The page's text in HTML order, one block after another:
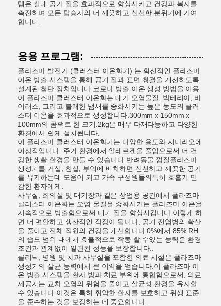
템은 실내 공기 질을 효과적으로 향상시키고 건강과 복지를
촉진하며 모든 탑승자의 더 깨끗하고 신선한 분위기에 기여
합니다.
응용 프로그램:
플라즈마 발전기 (클러스터 이온화기) 는 혁신적인 플라즈마
이온 방출 시스템을 통해 공기 질과 표면 청결을 개선하도록
설계된 첨단 장치입니다.코로나 방출 이온 생성 방법을 이용
이 플라즈마 클러스터 이온화는 대기 오염물질, 박테리아, 바
이러스, 그리고 불쾌한 냄새를 중화시키는 높은 농도의 클러
스터 이온을 효과적으로 생성합니다.300mm x 150mm x
100mm의 콤팩트 한 크기.2kg은 매우 다재다능하고 다양한
환경에서 쉽게 설치됩니다.
이 플라즈마 클러스터 이온화기는 다양한 용도와 시나리오에
이상적입니다. 주거 환경에서 알레르겐을 줄임으로써 더 건
강한 생활 환경을 만들 수 있습니다.반려동물 껍질플라즈마
생성기를 거실, 침실, 부엌에 배치하면 신선하고 깨끗한 공기
를 유지하는데 도움이 되고 가족 구성원들의특히 호흡기 민
감한 환자에게.
사무실, 회의실 및 대기장과 같은 상업용 공간에서 플라즈마
클러스터 이온화는 오염 물질을 중화시키는 플라즈마 이온을
지속적으로 방출함으로써 대기 질을 향상시킵니다.이렇게 하
면 더 편안하고 생산적인 직장이 됩니다, 공기 전염병의 확산
을 줄이고 전체 직원의 건강을 개선합니다.0%에서 85% RH
의 습도 범위 내에서 효율적으로 작동 할 수있는 능력은 환경
조건과 관계없이 일관된 성능을 보장합니다..
클리닉, 병원 및 치과 사무실을 포함한 의료 시설은 플라즈마
생성기의 살균 능력에서 큰 이익을 얻습니다.이 플라즈마 이
온 방출 시스템을 환자 방과 치료 부위에 통합함으로써, 의료
제공자는 교차 오염의 위험을 줄이고 살균성 환경을 유지할
수 있습니다.이것은 특히 취약한 환자를 보호하고 위생 표준
을 준수하는 것을 보장하는 데 중요합니다..